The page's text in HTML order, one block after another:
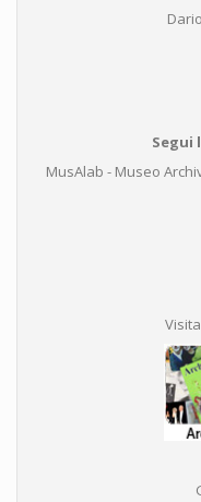
Segui
MusAlab - Museo